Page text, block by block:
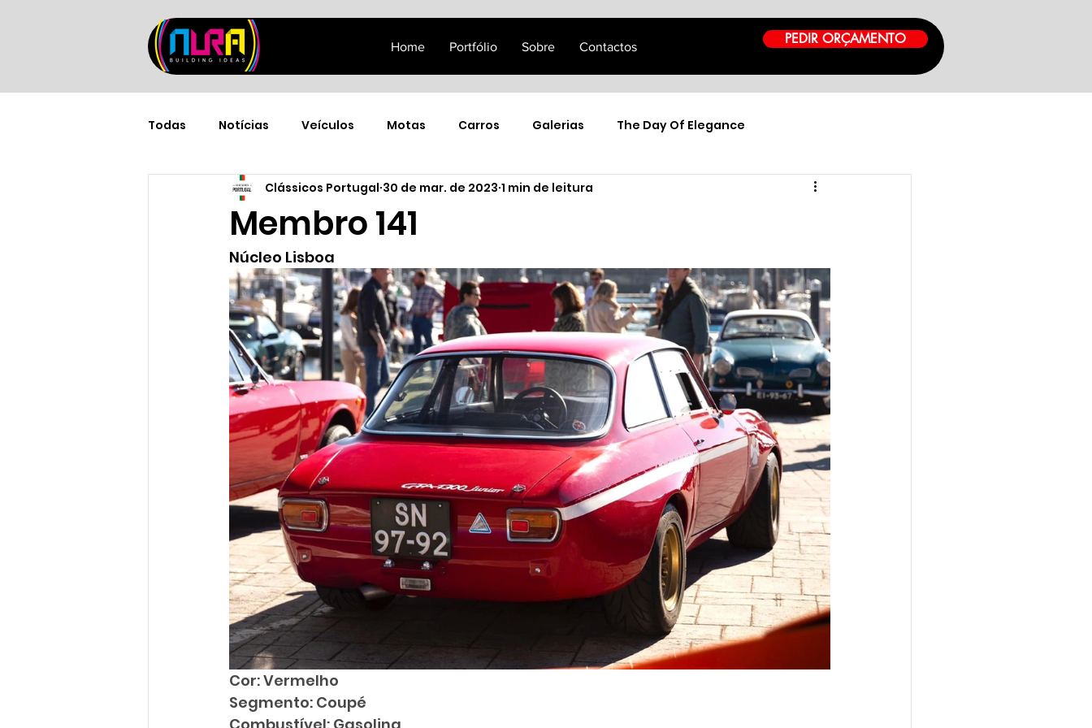
Home Portfólio Sobre Contactos PEDIR ORÇAMENTO
Todas Notícias Veículos Motas Carros Galerias The Day Of Elegance
Membro 141
Clássicos Portugal 30 de mar. de 2023 1 min de leitura
Núcleo Lisboa
Cor: Vermelho
Segmento: Coupé